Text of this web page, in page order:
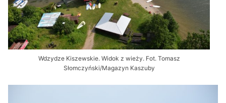
Wdzydze Kiszewskie. Widok z wieży. Fot. Tomasz
Słomczyński/Magazyn Kaszuby